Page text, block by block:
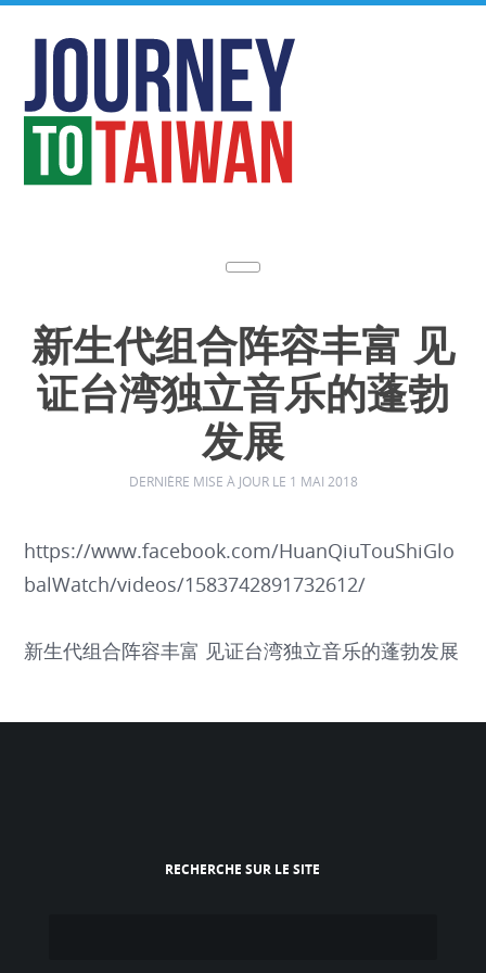
新生代组合阵容丰富 见
证台湾独立音乐的蓬勃
发展
DERNIÈRE MISE À JOUR LE 1 MAI 2018
https://www.facebook.com/HuanQiuTouShiGlo
balWatch/videos/1583742891732612/
新生代组合阵容丰富 见证台湾独立音乐的蓬勃发展
RECHERCHE SUR LE SITE